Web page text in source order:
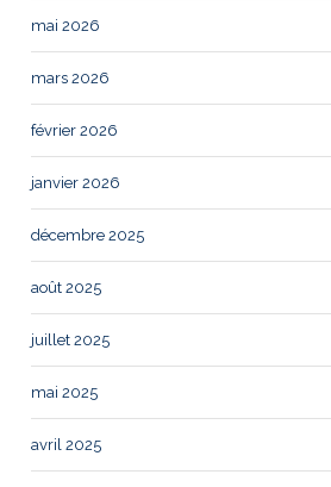
mai 2026
mars 2026
février 2026
janvier 2026
décembre 2025
août 2025
juillet 2025
mai 2025
avril 2025